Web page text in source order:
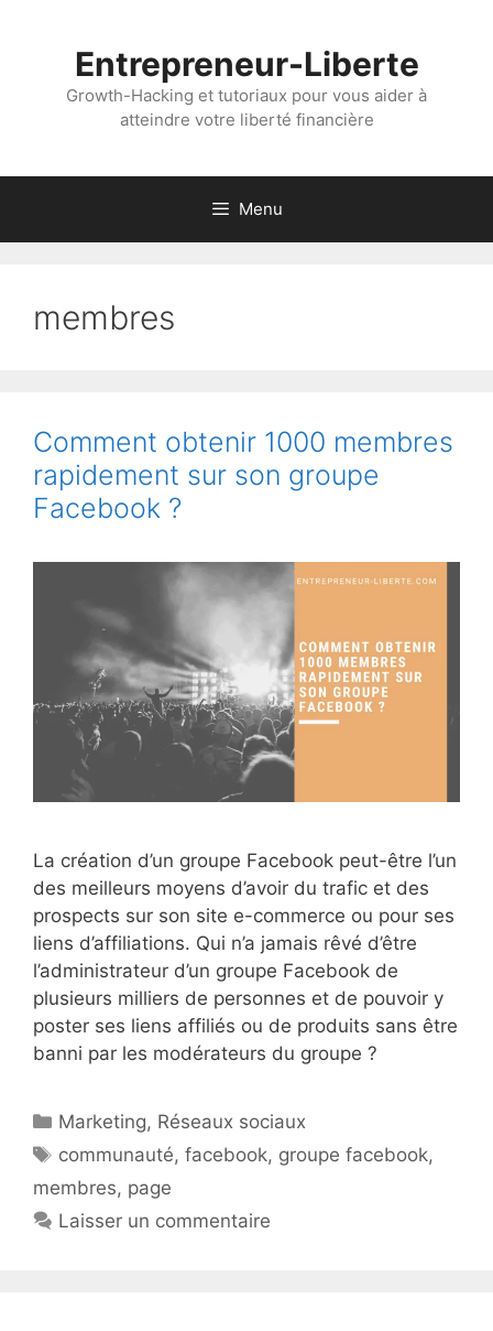
Entrepreneur-Liberte
Growth-Hacking et tutoriaux pour vous aider à
atteindre votre liberté financière
Menu
membres
Comment obtenir 1000 membres
rapidement sur son groupe
Facebook ?
La création d’un groupe Facebook peut-être l’un
des meilleurs moyens d’avoir du trafic et des
prospects sur son site e-commerce ou pour ses
liens d’affiliations. Qui n’a jamais rêvé d’être
l’administrateur d’un groupe Facebook de
plusieurs milliers de personnes et de pouvoir y
poster ses liens affiliés ou de produits sans être
banni par les modérateurs du groupe ?
Catégories
Marketing, Réseaux sociaux
Étiquettes
communauté,facebook, groupe facebook,
membres, page
Laisser un commentaire